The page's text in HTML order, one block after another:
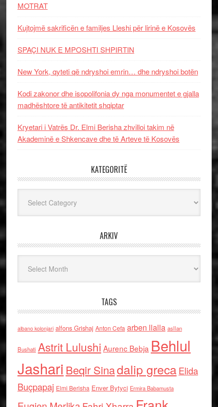
MOTRAT
Kujtojmë sakrificën e familjes Lleshi për lirinë e Kosovës
SPAÇI NUK E MPOSHTI SHPIRTIN
New York, qyteti që ndryshoi emrin… dhe ndryshoi botën
Kodi zakonor dhe isopolifonia dy nga monumentet e gjalla
madhështore të antikitetit shqiptar
Kryetari i Vatrës Dr. Elmi Berisha zhvilloi takim në
Akademinë e Shkencave dhe të Arteve të Kosovës
KATEGORITË
ARKIV
TAGS
albano kolonjari alfons Grishaj Anton Cefa arben llalla asllan
Bushati Astrit Lulushi Aurenc Bebja Behlul
Jashari Beqir Sinadalip grecaElida
Buçpapaj Elmi Berisha Enver Bytyci Ermira Babamusta